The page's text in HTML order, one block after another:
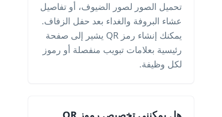
تحميل الصور لصور الضيوف، أو تفاصيل
عشاء البروفة والغداء بعد حفل الزفاف.
يمكنك إنشاء رمز QR يشير إلى صفحة
رئيسية بعلامات تبويب منفصلة أو رموز
لكل وظيفة.